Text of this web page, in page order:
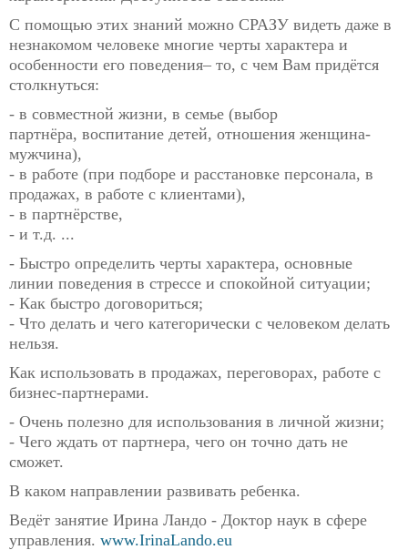
С помощью этих знаний можно СРАЗУ видеть даже в
незнакомом человеке многие черты характера и
особенности его поведения– то, с чем Вам придётся
столкнуться:
- в совместной жизни, в семье (выбор
партнёра, воспитание детей, отношения женщина-
мужчина),
- в работе (при подборе и расстановке персонала, в
продажах, в работе с клиентами),
- в партнёрстве,
- и т.д. ...
- Быстро определить черты характера, основные
линии поведения в стрессе и спокойной ситуации;
- Как быстро договориться;
- Что делать и чего категорически с человеком делать
нельзя.
Как использовать в продажах, переговорах, работе с
бизнес-партнерами.
- Очень полезно для использования в личной жизни;
- Чего ждать от партнера, чего он точно дать не
сможет.
В каком направлении развивать ребенка.
Ведёт занятие Ирина Ландо - Доктор наук в сфере
управления. www.IrinaLando.eu